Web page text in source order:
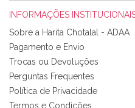
Tudo chegou em
bem acondicionados. Estou
produtos adquiridos.
com um padrão e cores
perfeitíssima. Futuramente
loja, têm excelentes
INFORMAÇÕES
Sobre a Harita Chotalal - ADAA
Pagamento e Envio
Trocas ou Devoluções
Perguntas Frequentes
Política de Privacidade
Termos e Condições